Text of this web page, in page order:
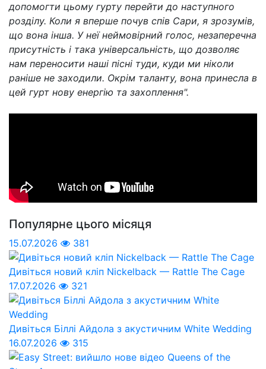
допомогти цьому гурту перейти до наступного
розділу. Коли я вперше почув спів Сари, я зрозумів,
що вона інша. У неї неймовірний голос, незаперечна
присутність і така універсальність, що дозволяє
нам переносити наші пісні туди, куди ми ніколи
раніше не заходили. Окрім таланту, вона принесла в
цей гурт нову енергію та захоплення".
Популярне цього місяця
15.07.2026 381
Дивіться новий кліп Nickelback — Rattle The Cage
17.07.2026
321
Дивіться Біллі Айдола з акустичним White Wedding
16.07.2026
315